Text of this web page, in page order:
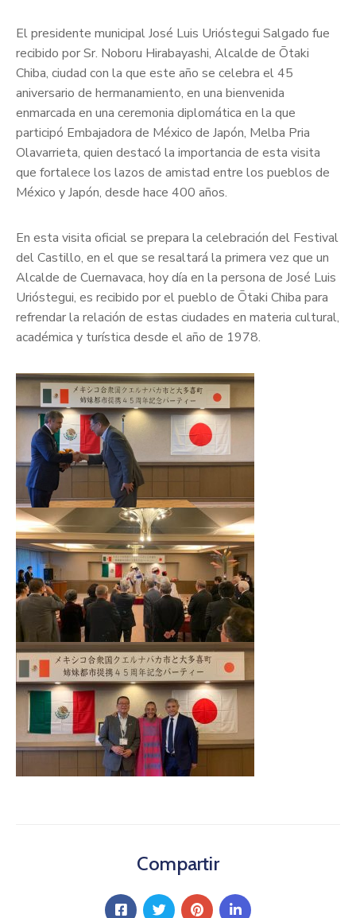
El presidente municipal José Luis Urióstegui Salgado fue
recibido por Sr. Noboru Hirabayashi, Alcalde de Ōtaki
Chiba, ciudad con la que este año se celebra el 45
aniversario de hermanamiento, en una bienvenida
enmarcada en una ceremonia diplomática en la que
participó Embajadora de México de Japón, Melba Pria
Olavarrieta, quien destacó la importancia de esta visita
que fortalece los lazos de amistad entre los pueblos de
México y Japón, desde hace 400 años.
En esta visita oficial se prepara la celebración del Festival
del Castillo, en el que se resaltará la primera vez que un
Alcalde de Cuernavaca, hoy día en la persona de José Luis
Urióstegui, es recibido por el pueblo de Ōtaki Chiba para
refrendar la relación de estas ciudades en materia cultural,
académica y turística desde el año de 1978.
Compartir